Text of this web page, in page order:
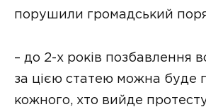
порушили громадський
– до 2-х років позбавлення
за цією статею можна буде
кожного, хто вийде